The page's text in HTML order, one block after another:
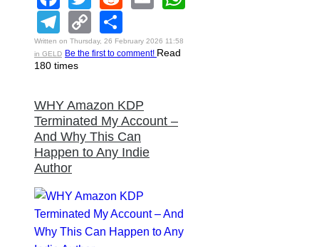
Telegram
Copy
Link
Written on Thursday, 26 February 2026 11:58
in GELD Be the first to comment! Read
180 times
WHY Amazon KDP
Terminated My Account –
And Why This Can
Happen to Any Indie
Author